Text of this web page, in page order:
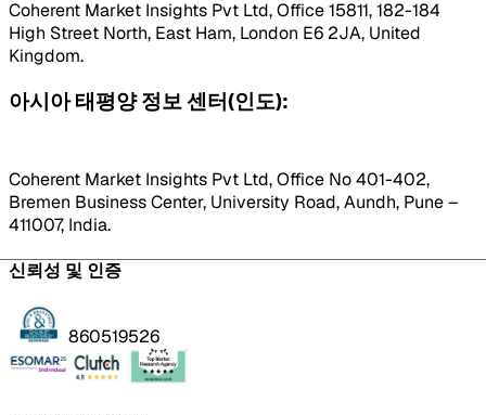
Coherent Market Insights Pvt Ltd, Office 15811, 182-184
High Street North, East Ham, London E6 2JA, United
Kingdom.
아시아 태평양 정보 센터(인도):
Coherent Market Insights Pvt Ltd, Office No 401-402,
Bremen Business Center, University Road, Aundh, Pune –
411007, India.
신뢰성 및 인증
860519526